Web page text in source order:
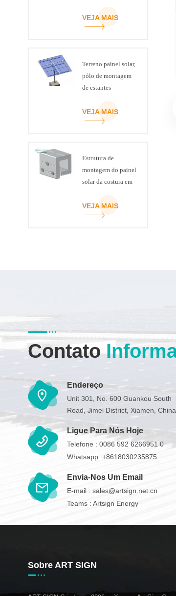
SIGN C
VEJA MAIS
Terreno painel solar,
pólo de montagem
de estantes
VEJA MAIS
Estrutura de
montagem do painel
solar da costura em
VEJA MAIS
Contato
Endereço
Unit 301, No. 600 Guankou South
Road, Jimei District, Xiamen, China
Ligue Para Nós Hoje
Telefone : 0086 592 6266951 0
Whatsapp :+8618030235875
Envia-Nos Um Email
E-mail : sales@artsign.net.cn
Teams : Artsign Energy
Sobre ART SIGN